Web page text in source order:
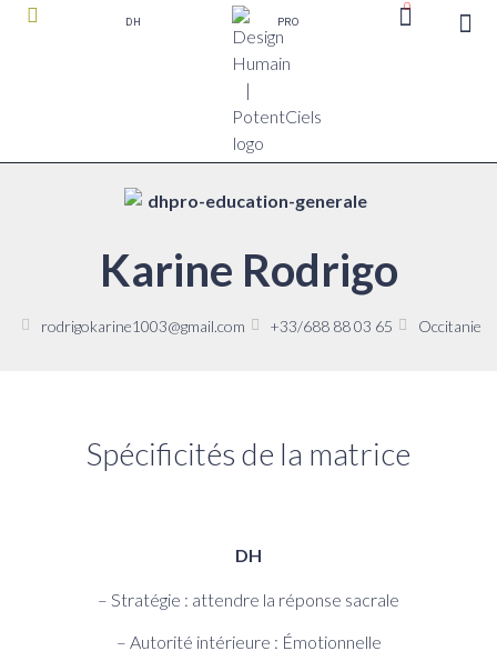
DH PRO
0
Karine Rodrigo
rodrigokarine1003@gmail.com +33/688 88 03 65 Occitanie
Spécificités de la matrice
DH
– Stratégie : attendre la réponse sacrale
– Autorité intérieure : Émotionnelle